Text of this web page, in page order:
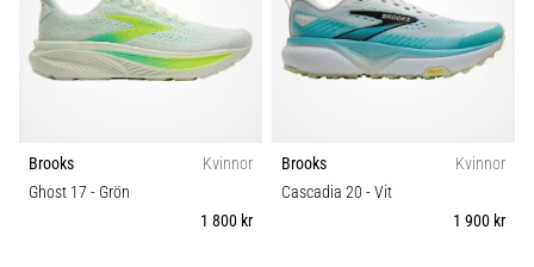
testar
shuttle
run
riktningsförändringar.
Hur
Sport
Underlag
Brooks
Kvinnor
Ghost 17 - Grön
1 800 kr
Brooks
Kvinnor
Cascadia 20 - Vit
1 900 kr